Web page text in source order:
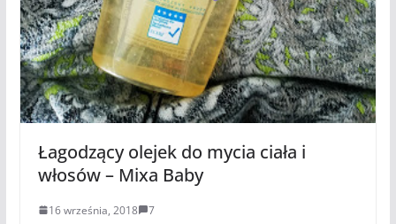
Łagodzący olejek do mycia ciała i
włosów – Mixa Baby
16 września, 2018 7